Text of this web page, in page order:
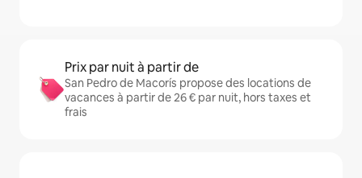
Prix par nuit à partir de
San Pedro de Macorís propose des locations de
vacances à partir de 26 € par nuit, hors taxes et
frais